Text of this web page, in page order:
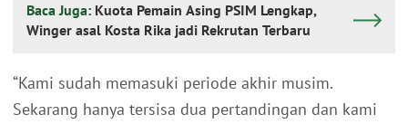
Baca Juga: Kuota Pemain Asing PSIM Lengkap,
Winger asal Kosta Rika jadi Rekrutan Terbaru
“Kami sudah memasuki periode akhir musim.
Sekarang hanya tersisa dua pertandingan dan kami